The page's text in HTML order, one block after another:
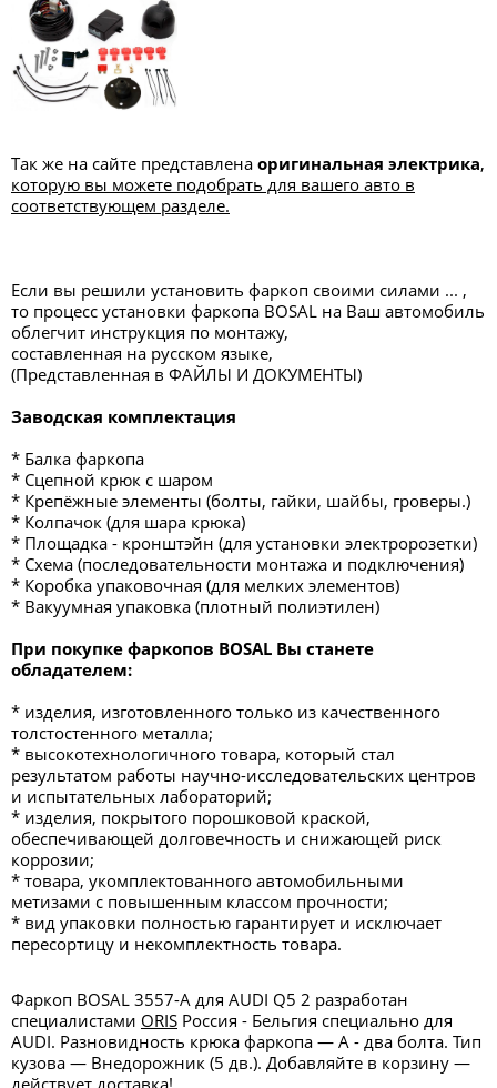
Так же на сайте представлена оригинальная электрика,
которую вы можете подобрать для вашего авто в
соответствующем разделе.
Если вы решили установить фаркоп своими силами ... ,
то процесс установки фаркопа BOSAL на Ваш автомобиль
облегчит инструкция по монтажу,
составленная на русском языке,
(Представленная в ФАЙЛЫ И ДОКУМЕНТЫ)
Заводская комплектация
* Балка фаркопа
* Сцепной крюк с шаром
* Крепёжные элементы (болты, гайки, шайбы, гроверы.)
* Колпачок (для шара крюка)
* Площадка - кронштэйн (для установки электророзетки)
* Схема (последовательности монтажа и подключения)
* Коробка упаковочная (для мелких элементов)
* Вакуумная упаковка (плотный полиэтилен)
При покупке фаркопов BOSAL Вы станете
обладателем:
* изделия, изготовленного только из качественного
толстостенного металла;
* высокотехнологичного товара, который стал
результатом работы научно-исследовательских центров
и испытательных лабораторий;
* изделия, покрытого порошковой краской,
обеспечивающей долговечность и снижающей риск
коррозии;
* товара, укомплектованного автомобильными
метизами с повышенным классом прочности;
* вид упаковки полностью гарантирует и исключает
пересортицу и некомплектность товара.
Фаркоп BOSAL 3557-A для AUDI Q5 2 разработан
специалистами ORIS Россия - Бельгия специально для
AUDI. Разновидность крюка фаркопа — А - два болта. Тип
кузова — Внедорожник (5 дв.). Добавляйте в корзину —